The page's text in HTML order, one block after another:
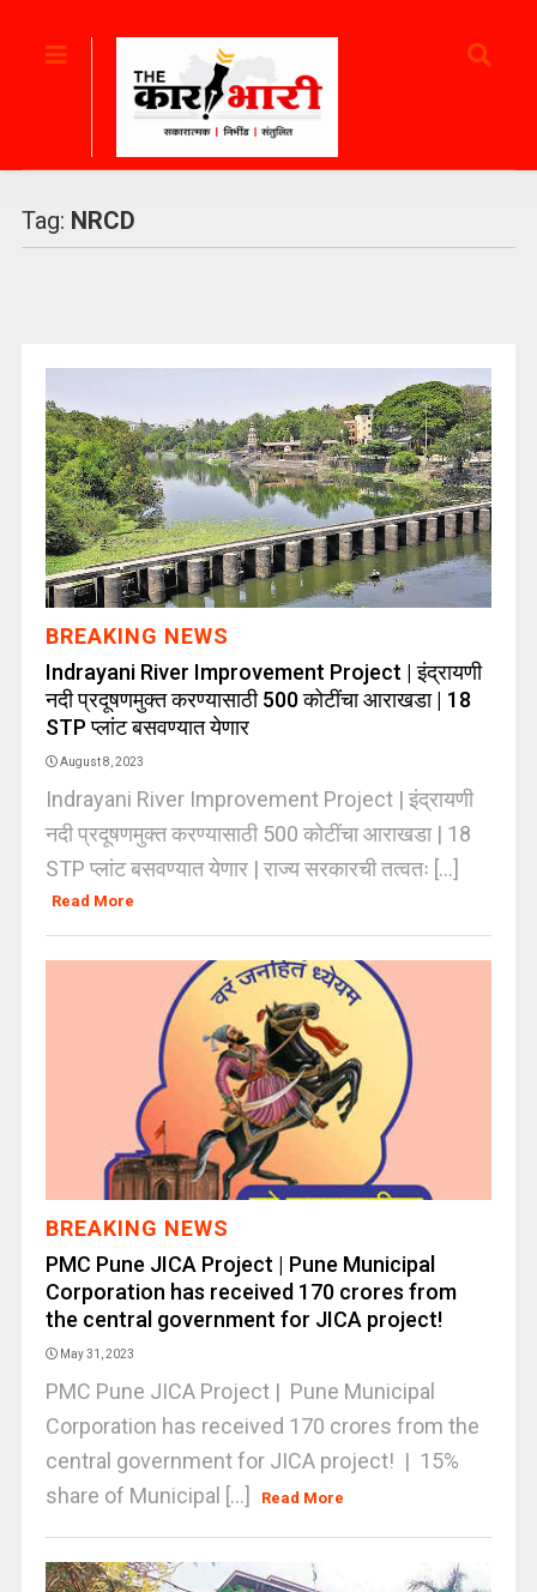
Tag: NRCD
BREAKING NEWS
Indrayani River Improvement Project | इंद्रायणी
नदी प्रदूषणमुक्त करण्यासाठी 500 कोटींचा आराखडा | 18
STP प्लांट बसवण्यात येणार
August 8, 2023
Indrayani River Improvement Project | इंद्रायणी
नदी प्रदूषणमुक्त करण्यासाठी 500 कोटींचा आराखडा | 18
STP प्लांट बसवण्यात येणार | राज्य सरकारची तत्वतः [...]
Read More
BREAKING NEWS
PMC Pune JICA Project | Pune Municipal
Corporation has received 170 crores from
the central government for JICA project!
May 31, 2023
PMC Pune JICA Project | Pune Municipal
Corporation has received 170 crores from the
central government for JICA project! | 15%
share of Municipal [...]
Read More